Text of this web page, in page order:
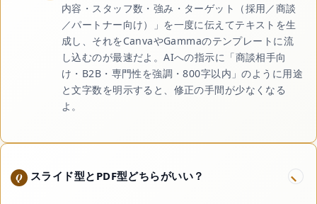
内容・スタッフ数・強み・ターゲット（採用／商談
／パートナー向け）」を一度に伝えてテキストを生
成し、それをCanvaやGammaのテンプレートに流
し込むのが最速だよ。AIへの指示に「商談相手向
け・B2B・専門性を強調・800字以内」のように用途
と文字数を明示すると、修正の手間が少なくなる
よ。
スライド型とPDF型どちらがいい？